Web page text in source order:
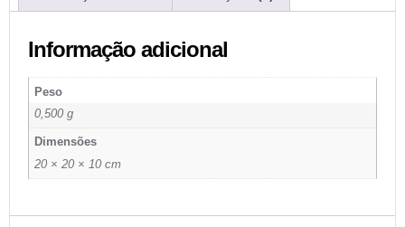
Informação adicional
Peso
0,500 g
Dimensões
20 × 20 × 10 cm